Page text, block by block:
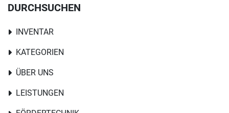
DURCHSUCHEN
INVENTAR
KATEGORIEN
ÜBER UNS
LEISTUNGEN